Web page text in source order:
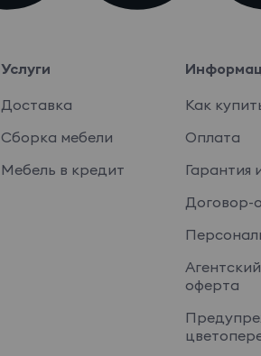
Услуги
Доставка
Сборка мебели
Мебель в кредит
Как
Оплата
Гарантия
Договор-
оферта